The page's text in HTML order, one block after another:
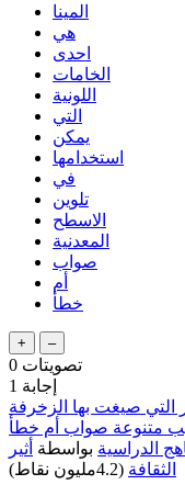
المينا
هي
احدى
الخامات
اللونية
التي
يمكن
استخدامها
في
تلوين
الاسطح
المعدنية
صواب
أم
خطأ
0 تصويتات
1 إجابة
التي صيغت بها الزخرفة
متنوعة صواب أم خطأ
الدراسية بواسطة أثير
الثقافة (4.2مليون نقاط)